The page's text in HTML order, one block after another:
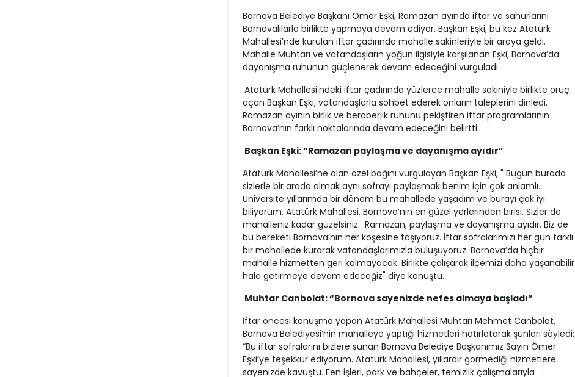
Bornova Belediye Başkanı Ömer Eşki, Ramazan ayında iftar ve sahurlarını
Bornovalılarla birlikte yapmaya devam ediyor. Başkan Eşki, bu kez Atatürk
Mahallesi’nde kurulan iftar çadırında mahalle sakinleriyle bir araya geldi.
Mahalle Muhtarı ve vatandaşların yoğun ilgisiyle karşılanan Eşki, Bornova’da
dayanışma ruhunun güçlenerek devam edeceğini vurguladı.
Atatürk Mahallesi’ndeki iftar çadırında yüzlerce mahalle sakiniyle birlikte oruç
açan Başkan Eşki, vatandaşlarla sohbet ederek onların taleplerini dinledi.
Ramazan ayının birlik ve beraberlik ruhunu pekiştiren iftar programlarının
Bornova’nın farklı noktalarında devam edeceğini belirtti.
Başkan Eşki: “Ramazan paylaşma ve dayanışma ayıdır”
Atatürk Mahallesi’ne olan özel bağını vurgulayan Başkan Eşki, " Bugün burada
sizlerle bir arada olmak aynı sofrayı paylaşmak benim için çok anlamlı.
Üniversite yıllarımda bir dönem bu mahallede yaşadım ve burayı çok iyi
biliyorum. Atatürk Mahallesi, Bornova’nın en güzel yerlerinden birisi. Sizler de
mahalleniz kadar güzelsiniz. Ramazan, paylaşma ve dayanışma ayıdır. Biz de
bu bereketi Bornova’nın her köşesine taşıyoruz. İftar sofralarımızı her gün farklı
bir mahallede kurarak vatandaşlarımızla buluşuyoruz. Bornova’da hiçbir
mahalle hizmetten geri kalmayacak. Birlikte çalışarak ilçemizi daha yaşanabilir
hale getirmeye devam edeceğiz" diye konuştu.
Muhtar Canbolat: “Bornova sayenizde nefes almaya başladı”
İftar öncesi konuşma yapan Atatürk Mahallesi Muhtarı Mehmet Canbolat,
Bornova Belediyesi’nin mahalleye yaptığı hizmetleri hatırlatarak şunları söyledi:
“Bu iftar sofralarını bizlere sunan Bornova Belediye Başkanımız Sayın Ömer
Eşki’ye teşekkür ediyorum. Atatürk Mahallesi, yıllardır görmediği hizmetlere
sayenizde kavuştu. Fen işleri, park ve bahçeler, temizlik çalışmalarıyla